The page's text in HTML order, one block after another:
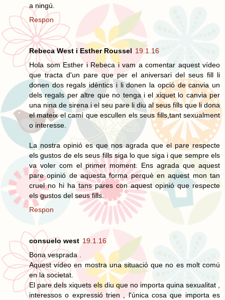
a ningú.
Respon
Rebeca West i Esther Roussel 19.1.16
Hola som Esther i Rebeca i vam a comentar aquest vídeo
que tracta d'un pare que per el aniversari del seus fill li
donen dos regals idèntics i li donen la opció de canvia un
dels regals per altre que no tenga i el xiquet lo canvia per
una nina de sirena i el seu pare li diu al seus fills que li dona
el mateix el camí que escullen els seus fills,tant sexualment
o interesse.
La nostra opinió es que nos agrada que el pare respecte
els gustos de els seus fills siga lo que siga i que sempre els
va voler com el primer moment. Ens agrada que aquest
pare opinió de aquesta forma perquè en aquest mon tan
cruel no hi ha tans pares con aquest opinió que respecte
els gustos del seus fills.
Respon
consuelo west 19.1.16
Bona vesprada .
Aquest vídeo en mostra una situació que no es molt comú
en la societat.
El pare dels xiquets els diu que no importa quina sexualitat ,
interessos o expressió trien , l'única cosa que importa es